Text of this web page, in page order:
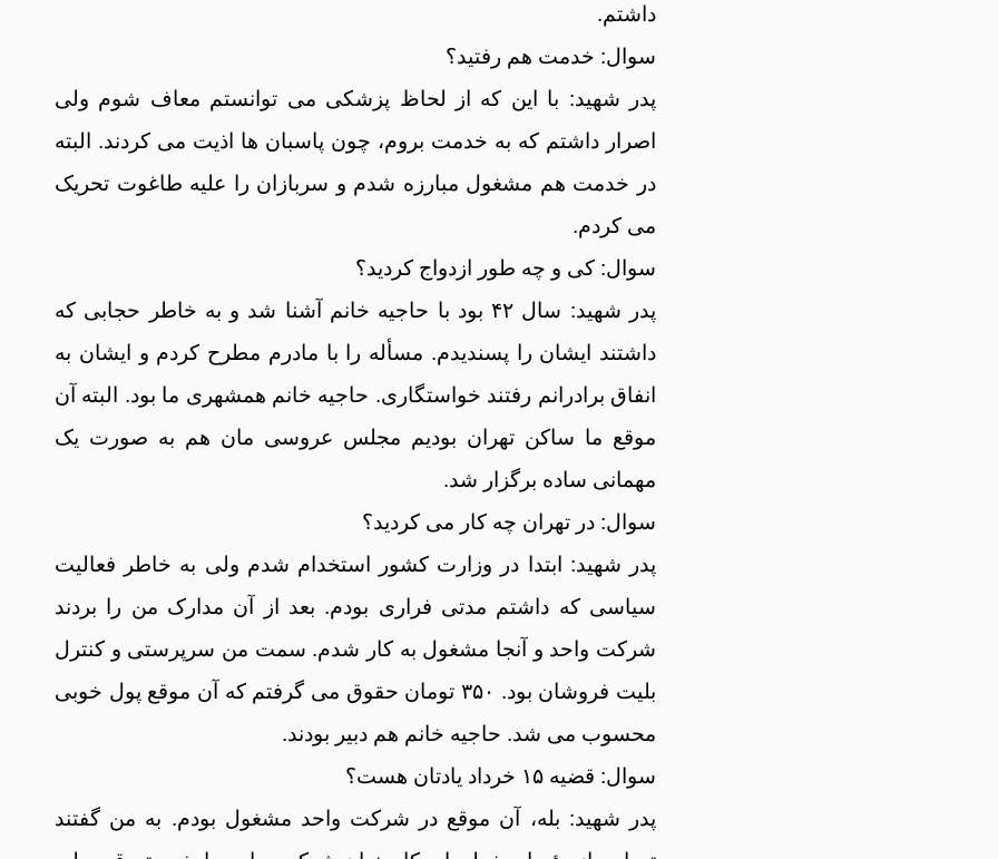
داشتم.
سوال: خدمت هم رفتید؟
پدر شهید: با این که از لحاظ پزشکی می توانستم معاف شوم ولی
اصرار داشتم که به خدمت بروم، چون پاسبان ها اذیت می کردند. البته
در خدمت هم مشغول مبارزه شدم و سربازان را علیه طاغوت تحریک
می کردم.
سوال: کی و چه طور ازدواج کردید؟
پدر شهید: سال ۴۲ بود با حاجیه خانم آشنا شد و به خاطر حجابی که
داشتند ایشان را پسندیدم. مسأله را با مادرم مطرح کردم و ایشان به
انفاق برادرانم رفتند خواستگاری. حاجیه خانم همشهری ما بود. البته آن
موقع ما ساکن تهران بودیم مجلس عروسی مان هم به صورت یک
مهمانی ساده برگزار شد.
سوال: در تهران چه کار می کردید؟
پدر شهید: ابتدا در وزارت کشور استخدام شدم ولی به خاطر فعالیت
سیاسی که داشتم مدتی فراری بودم. بعد از آن مدارک من را بردند
شرکت واحد و آنجا مشغول به کار شدم. سمت من سرپرستی و کنترل
بلیت فروشان بود. ۳۵۰ تومان حقوق می گرفتم که آن موقع پول خوبی
محسوب می شد. حاجیه خانم هم دبیر بودند.
سوال: قضیه ۱۵ خرداد یادتان هست؟
پدر شهید: بله، آن موقع در شرکت واحد مشغول بودم. به من گفتند